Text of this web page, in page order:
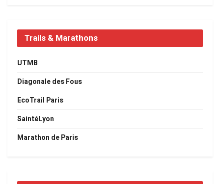
Trails & Marathons
UTMB
Diagonale des Fous
EcoTrail Paris
SaintéLyon
Marathon de Paris